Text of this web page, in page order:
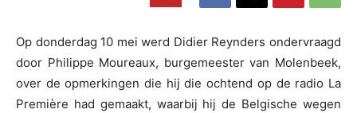
Op donderdag 10 mei werd Didier Reynders ondervraagd
door Philippe Moureaux, burgemeester van Molenbeek,
over de opmerkingen die hij die ochtend op de radio La
Première had gemaakt, waarbij hij de Belgische wegen